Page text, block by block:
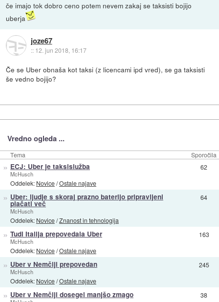
če imajo tok dobro ceno potem nevem zakaj se taksisti bojijo
uberja
joze67
:: 12. jun 2018, 16:17
Če se Uber obnaša kot taksi (z licencami ipd vred), se ga taksisti
še vedno bojijo?
Vredno ogleda ...
Tema Sporočila
» ECJ: Uber je taksislužba
McHusch
Oddelek: Novice/Ostale najave
62
» Uber: ljudje s skoraj prazno baterijo pripravljeni
plačati več
McHusch
Oddelek: Novice/Znanost in tehnologija
64
» Tudi Italija prepovedala Uber
McHusch
Oddelek: Novice/Ostale najave
163
» Uber v Nemčiji prepovedan
McHusch
Oddelek: Novice/Ostale najave
245
» Uber v Nemčiji dosegel manjšo zmago 38